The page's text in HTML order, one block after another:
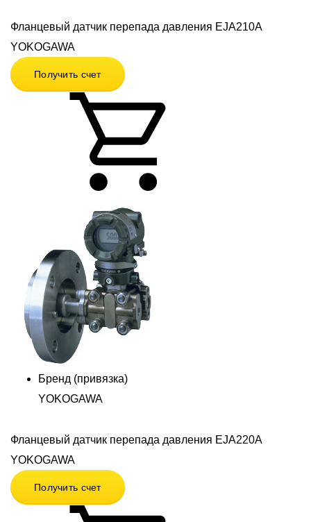
Фланцевый датчик перепада давления EJA210A
YOKOGAWA
Получить счет
Бренд (привязка)
YOKOGAWA
Фланцевый датчик перепада давления EJA220A
YOKOGAWA
Получить счет